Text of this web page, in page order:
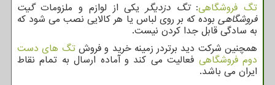
تگ فروشگاهی:تگ دزدیگریکی از لوازم و ملزوماتگیت
فروشگاهی بوده که بر روی لباس یا هر کالایی نصب می شود که
به سادگی قابل جدا کردن نیست.
همچنین شرکت دید برتردر زمینه خرید و فروشتگ های دست
دوم فروشگاهی فعالیت می کند و آماده ارسال به تمام نقاط
ایران می باشد.